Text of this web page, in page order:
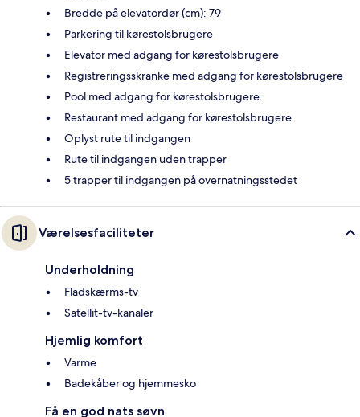
Bredde på elevatordør (cm): 79
Parkering til kørestolsbrugere
Elevator med adgang for kørestolsbrugere
Registreringsskranke med adgang for kørestolsbrugere
Pool med adgang for kørestolsbrugere
Restaurant med adgang for kørestolsbrugere
Oplyst rute til indgangen
Rute til indgangen uden trapper
5 trapper til indgangen på overnatningsstedet
Værelsesfaciliteter
Underholdning
Fladskærms-tv
Satellit-tv-kanaler
Hjemlig komfort
Varme
Badekåber og hjemmesko
Få en god nats søvn